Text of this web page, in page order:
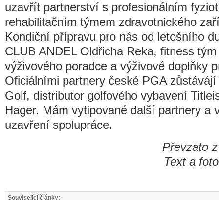
uzavřít partnerství s profesionálním
rehabilitačním týmem zdravotnického
Kondiční přípravu pro nás od letošního
CLUB ANDEL Oldřicha Reka, fitness
výživového poradce a výživové doplňky
Oficiálními partnery české PGA
Golf, distributor golfového vybavení
Hager. Mám vytipované další partnery a
uzavření spolupráce.
Převzato
Text a
Související články: